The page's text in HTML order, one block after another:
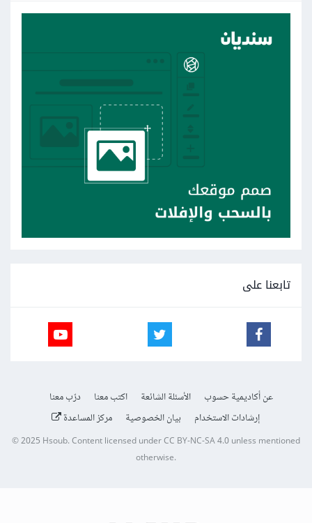
تابعنا على
عن أكاديمية حسوب الأسئلة الشائعة اكتب معنا
درّب معنا
إرشادات الاستخدام
بيان الخصوصية مركز المساعدة
© 2025Hsoub.Content licensed underCC BY-NC-SA 4.0unless mentioned
otherwise.